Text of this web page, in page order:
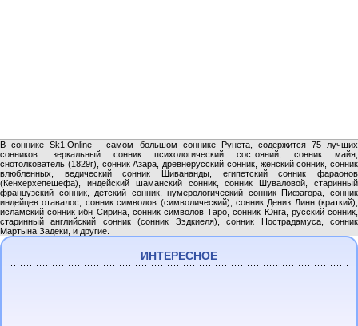
В соннике Sk1.Online - самом большом соннике Рунета, содержится 75 лучших
сонников: зеркальный сонник психологический состояний, сонник майя,
снотолкователь (1829г), сонник Азара, древнерусский сонник, женский сонник, сонник
влюбленных, ведический сонник Шивананды, египетский сонник фараонов
(Кенхерхепешефа), индейский шаманский сонник, сонник Шуваловой, старинный
французский сонник, детский сонник, нумерологический сонник Пифагора, сонник
индейцев отавалос, сонник символов (символический), сонник Дениз Линн (краткий),
исламский сонник ибн Сирина, сонник символов Таро, сонник Юнга, русский сонник,
старинный английский сонник (сонник Зэдкиеля), сонник Нострадамуса, сонник
Мартына Задеки, и другие.
ИНТЕРЕСНОЕ